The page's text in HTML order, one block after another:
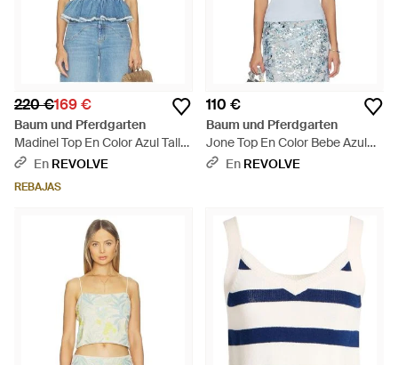
220 €169 €
Baum und Pferdgarten
Madinel Top En Color Azul Talla
(También En 36, 38, 40, 42) -
En REVOLVE
REBAJAS
110 €
Baum und Pferdgarten
Jone Top En Color Bebe Azul
Talla (También En Xxs, S, Xl) -
En REVOLVE